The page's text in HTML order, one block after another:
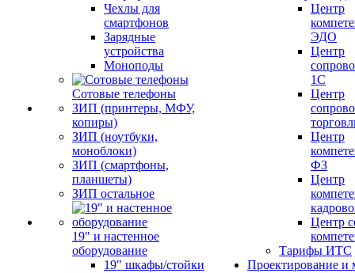
Чехлы для
смартфонов
Зарядные
устройства
Моноподы
Сотовые телефоны
ЗИП (принтеры, МФУ,
копиры)
ЗИП (ноутбуки,
моноблоки)
ЗИП (смартфоны,
планшеты)
ЗИП остальное
19" и настенное
оборудование
19" шкафы/стойки
Центр
ЭДО
Центр
1С
Центр
Центр
ФЗ
Центр
Центр
Тарифы ИТС
Проектирование и